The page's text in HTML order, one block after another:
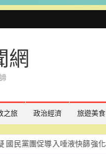
網
之旅 政治經濟 旅遊美食
導入唾液快篩強化校園防護